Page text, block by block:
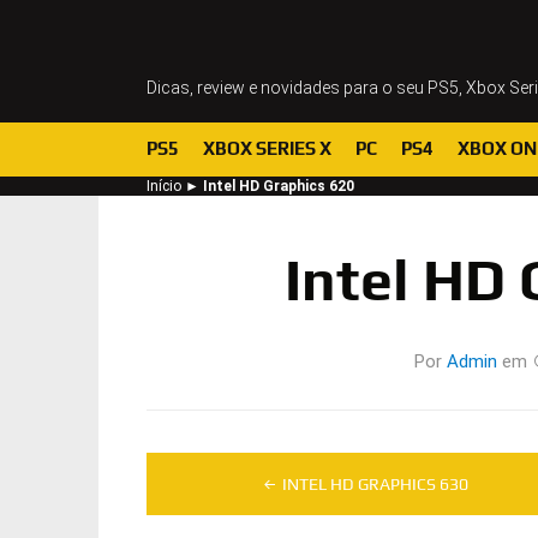
Dicas, review e novidades para o seu PS5, Xbox
PS5 XBOX SERIES X PC PS4 XBOX
Início ► Intel HD Graphics 620
Intel HD
Por Admin em
Navegação
de
INTEL HD GRAPHICS 630